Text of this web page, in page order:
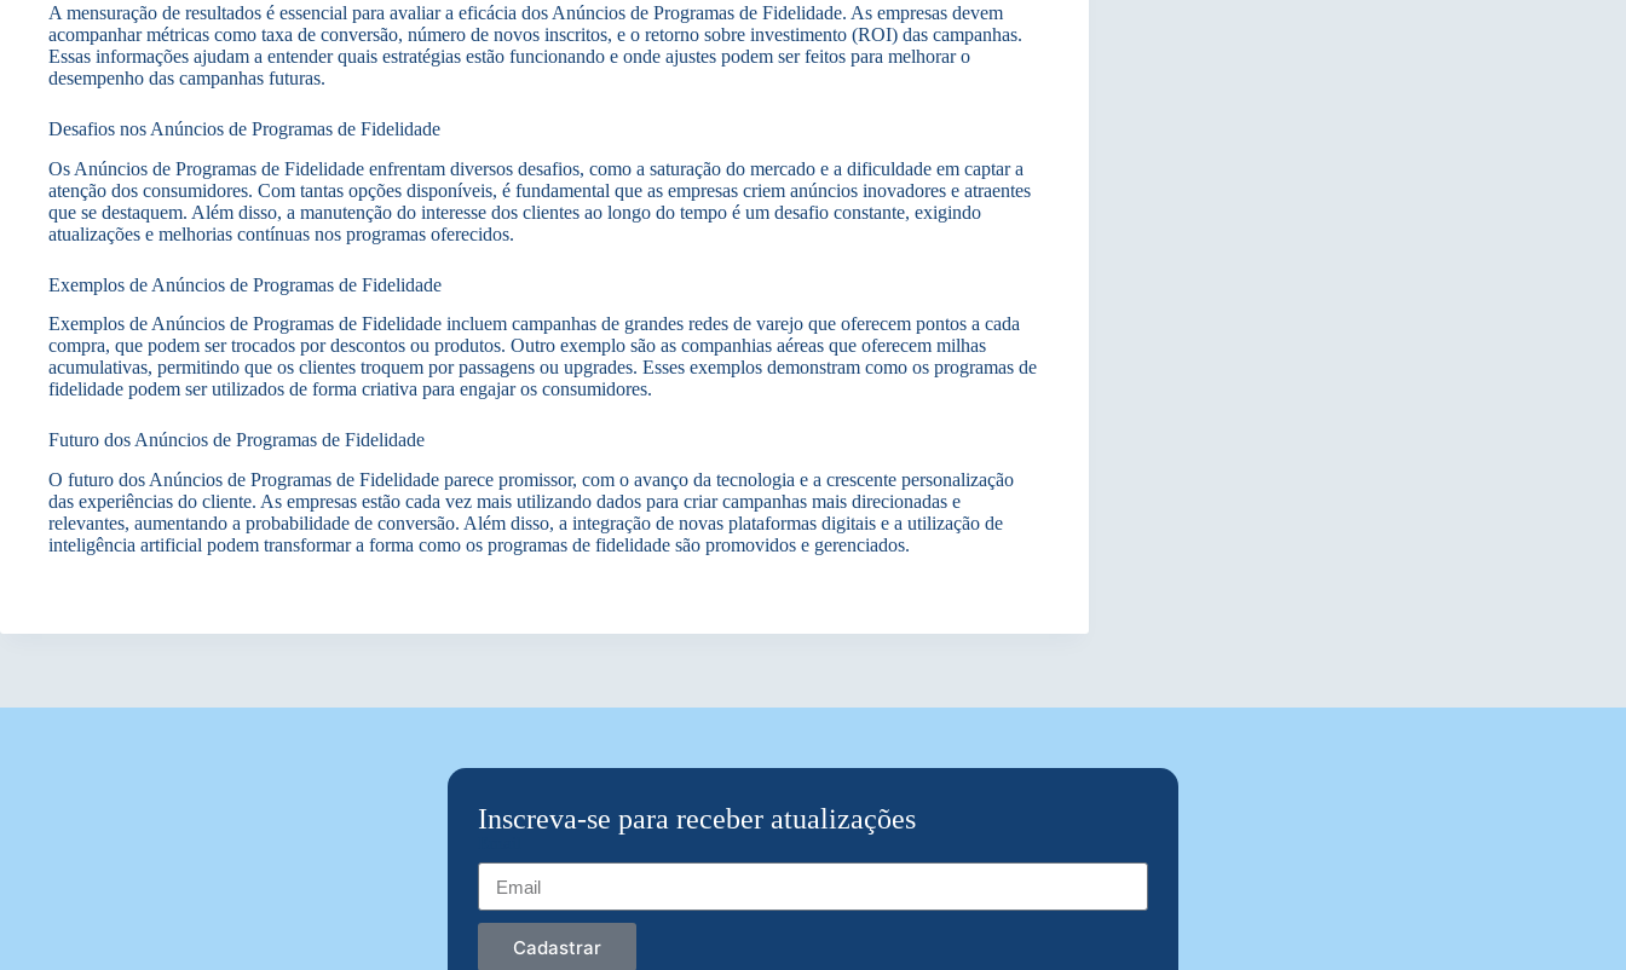
A mensuração de resultados é essencial para avaliar a eficácia dos Anúncios de Programas de Fidelidade. As empresas devem
acompanhar métricas como taxa de conversão, número de novos inscritos, e o retorno sobre investimento (ROI) das campanhas.
Essas informações ajudam a entender quais estratégias estão funcionando e onde ajustes podem ser feitos para melhorar o
desempenho das campanhas futuras.
Desafios nos Anúncios de Programas de Fidelidade
Os Anúncios de Programas de Fidelidade enfrentam diversos desafios, como a saturação do mercado e a dificuldade em captar a
atenção dos consumidores. Com tantas opções disponíveis, é fundamental que as empresas criem anúncios inovadores e atraentes
que se destaquem. Além disso, a manutenção do interesse dos clientes ao longo do tempo é um desafio constante, exigindo
atualizações e melhorias contínuas nos programas oferecidos.
Exemplos de Anúncios de Programas de Fidelidade
Exemplos de Anúncios de Programas de Fidelidade incluem campanhas de grandes redes de varejo que oferecem pontos a cada
compra, que podem ser trocados por descontos ou produtos. Outro exemplo são as companhias aéreas que oferecem milhas
acumulativas, permitindo que os clientes troquem por passagens ou upgrades. Esses exemplos demonstram como os programas de
fidelidade podem ser utilizados de forma criativa para engajar os consumidores.
Futuro dos Anúncios de Programas de Fidelidade
O futuro dos Anúncios de Programas de Fidelidade parece promissor, com o avanço da tecnologia e a crescente personalização
das experiências do cliente. As empresas estão cada vez mais utilizando dados para criar campanhas mais direcionadas e
relevantes, aumentando a probabilidade de conversão. Além disso, a integração de novas plataformas digitais e a utilização de
inteligência artificial podem transformar a forma como os programas de fidelidade são promovidos e gerenciados.
Inscreva-se para receber atualizações
Cadastrar